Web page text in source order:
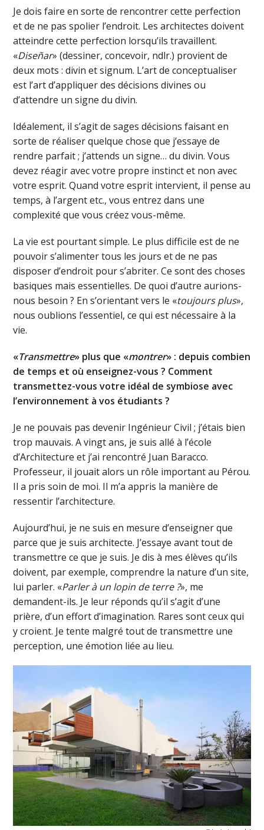
Je dois faire en sorte de rencontrer cette perfection
et de ne pas spolier l’endroit. Les architectes doivent
atteindre cette perfection lorsqu’ils travaillent.
«Diseñar» (dessiner, concevoir, ndlr.) provient de
deux mots : divin et signum. L’art de conceptualiser
est l’art d’appliquer des décisions divines ou
d’attendre un signe du divin.
Idéalement, il s’agit de sages décisions faisant en
sorte de réaliser quelque chose que j’essaye de
rendre parfait ; j’attends un signe… du divin. Vous
devez réagir avec votre propre instinct et non avec
votre esprit. Quand votre esprit intervient, il pense au
temps, à l’argent etc., vous entrez dans une
complexité que vous créez vous-même.
La vie est pourtant simple. Le plus difficile est de ne
pouvoir s’alimenter tous les jours et de ne pas
disposer d’endroit pour s’abriter. Ce sont des choses
basiques mais essentielles. De quoi d’autre aurions-
nous besoin ? En s’orientant vers le «toujours plus»,
nous oublions l’essentiel, ce qui est nécessaire à la
vie.
«Transmettre» plus que «montrer» : depuis combien
de temps et où enseignez-vous ? Comment
transmettez-vous votre idéal de symbiose avec
l’environnement à vos étudiants ?
Je ne pouvais pas devenir Ingénieur Civil ; j’étais bien
trop mauvais. A vingt ans, je suis allé à l’école
d’Architecture et j’ai rencontré Juan Baracco.
Professeur, il jouait alors un rôle important au Pérou.
Il a pris soin de moi. Il m’a appris la manière de
ressentir l’architecture.
Aujourd’hui, je ne suis en mesure d’enseigner que
parce que je suis architecte. J’essaye avant tout de
transmettre ce que je suis. Je dis à mes élèves qu’ils
doivent, par exemple, comprendre la nature d’un site,
lui parler. «Parler à un lopin de terre ?», me
demandent-ils. Je leur réponds qu’il s’agit d’une
prière, d’un effort d’imagination. Rares sont ceux qui
y croient. Je tente malgré tout de transmettre une
perception, une émotion liée au lieu.